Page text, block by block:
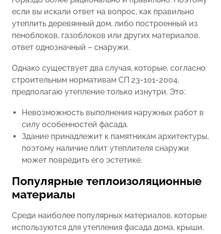
если вы искали ответ на вопрос, как правильно
утеплить деревянный дом, либо построенный из
пеноблоков, газоблоков или других материалов,
ответ однозначный – снаружи.
Однако существует два случая, которые, согласно
строительным нормативам СП 23-101-2004,
предполагаю утепление только изнутри. Это:
Невозможность выполнения наружных работ в
силу особенностей фасада.
Здание принадлежит к памятникам архитектуры,
поэтому наличие плит утеплителя снаружи
может повредить его эстетике.
Популярные теплоизоляционные
материалы
Среди наиболее популярных материалов, которые
используются для утепления фасада дома, крыши,